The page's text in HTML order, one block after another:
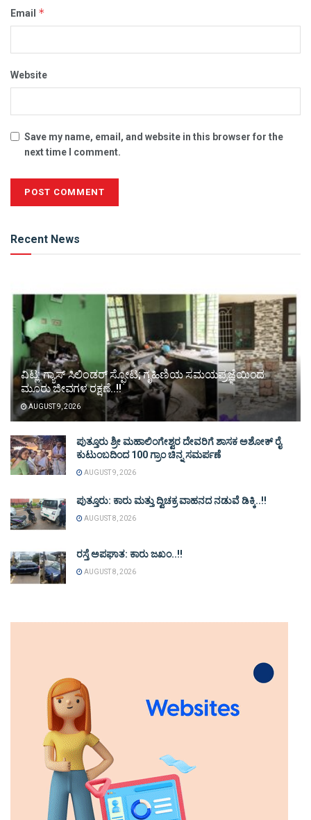
Email *
Website
Save my name, email, and website in this browser for the
next time I comment.
Recent News
ವಿಟ್ಲ: ಗ್ಯಾಸ್ ಸಿಲಿಂಡರ್ ಸ್ಫೋಟ; ಗೃಹಿಣಿಯ ಸಮಯಪ್ರಜ್ಞೆಯಿಂದ
ಮೂರು ಜೀವಗಳ ರಕ್ಷಣೆ..!!
AUGUST 9, 2026
ಪುತ್ತೂರು ಶ್ರೀ ಮಹಾಲಿಂಗೇಶ್ವರ ದೇವರಿಗೆ ಶಾಸಕ ಅಶೋಕ್ ರೈ
ಕುಟುಂಬದಿಂದ 100 ಗ್ರಾಂ ಚಿನ್ನ ಸಮರ್ಪಣೆ
AUGUST 9, 2026
ಪುತ್ತೂರು: ಕಾರು ಮತ್ತು ದ್ವಿಚಕ್ರ ವಾಹನದ ನಡುವೆ ಡಿಕ್ಕಿ..!!
AUGUST 8, 2026
ರಸ್ತೆ ಅಪಘಾತ: ಕಾರು ಜಖಂ..!!
AUGUST 8, 2026